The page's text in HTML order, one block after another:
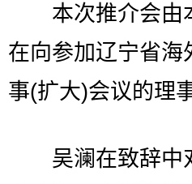
本次推介会由
在向参加辽宁省海
事(扩大)会议的理
吴澜在致辞中